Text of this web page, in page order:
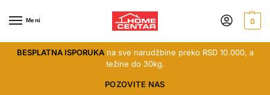
Meni 0
BESPLATNA ISPORUKAna sve narudžbine preko RSD 10.000, a
težine do 30kg.
POZOVITE NAS